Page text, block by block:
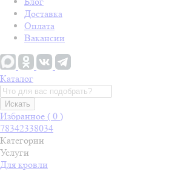
Доставка
Оплата
Вакансии
Каталог
Искать
Избранное ( 0 )
78342338034
Категории
Услуги
Для кровли